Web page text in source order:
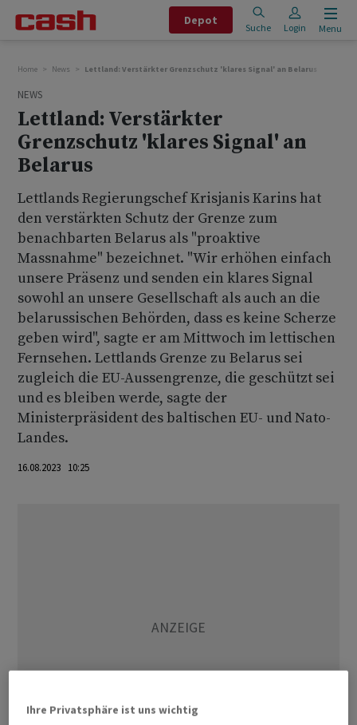
Depot
Suche Login Menu
Home News Lettland: Verstärkter Grenzschutz 'klares Signal' an Belarus
NEWS
Lettland: Verstärkter
Grenzschutz 'klares Signal' an
Belarus
Lettlands Regierungschef Krisjanis Karins hat
den verstärkten Schutz der Grenze zum
benachbarten Belarus als "proaktive
Massnahme" bezeichnet. "Wir erhöhen einfach
unsere Präsenz und senden ein klares Signal
sowohl an unsere Gesellschaft als auch an die
belarussischen Behörden, dass es keine Scherze
geben wird", sagte er am Mittwoch im lettischen
Fernsehen. Lettlands Grenze zu Belarus sei
zugleich die EU-Aussengrenze, die geschützt sei
und es bleiben werde, sagte der
Ministerpräsident des baltischen EU- und Nato-
Landes.
16.08.2023 10:25
Ihre Privatsphäre ist uns wichtig